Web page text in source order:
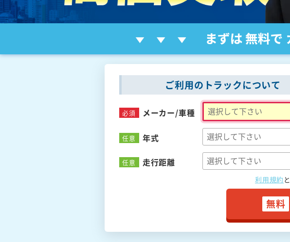
ご利用のトラックについて
必須 メーカー/車種
任意 年式
任意 走行距離
利用規約 と
無料